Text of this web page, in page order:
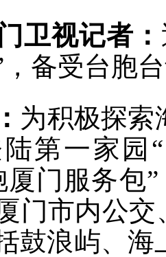
卫视记者：
备受台胞
为积极探索
第一家园
厦门服务包
门市内公
鼓浪屿、